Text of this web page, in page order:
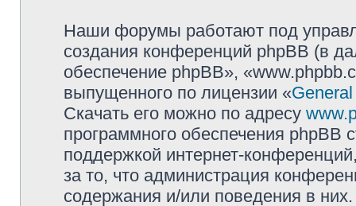
Наши форумы работают под
создания конференций phpBB (в
обеспечение phpBB»,
выпущенного по лицензии «
Скачать его можно по адресу
программного обеспечения phpBB
поддержкой интернет-
за то, что администрация
содержания и/или поведения в